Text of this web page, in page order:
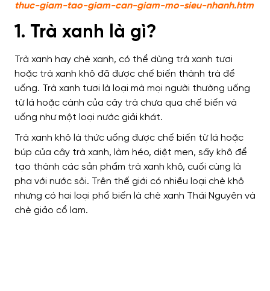
thuc-giam-tao-giam-can-giam-mo-sieu-nhanh.htm
1. Trà xanh là gì?
Trà xanh hay chè xanh, có thể dùng trà xanh tươi
hoặc trà xanh khô đã được chế biến thành trà để
uống. Trà xanh tươi là loại mà mọi người thường uống
từ lá hoặc cành của cây trà chưa qua chế biến và
uống như một loại nước giải khát.
Trà xanh khô là thức uống được chế biến từ lá hoặc
búp của cây trà xanh, làm héo, diệt men, sấy khô để
tạo thành các sản phẩm trà xanh khô, cuối cùng là
pha với nước sôi. Trên thế giới có nhiều loại chè khô
nhưng có hai loại phổ biến là chè xanh Thái Nguyên và
chè giảo cổ lam.